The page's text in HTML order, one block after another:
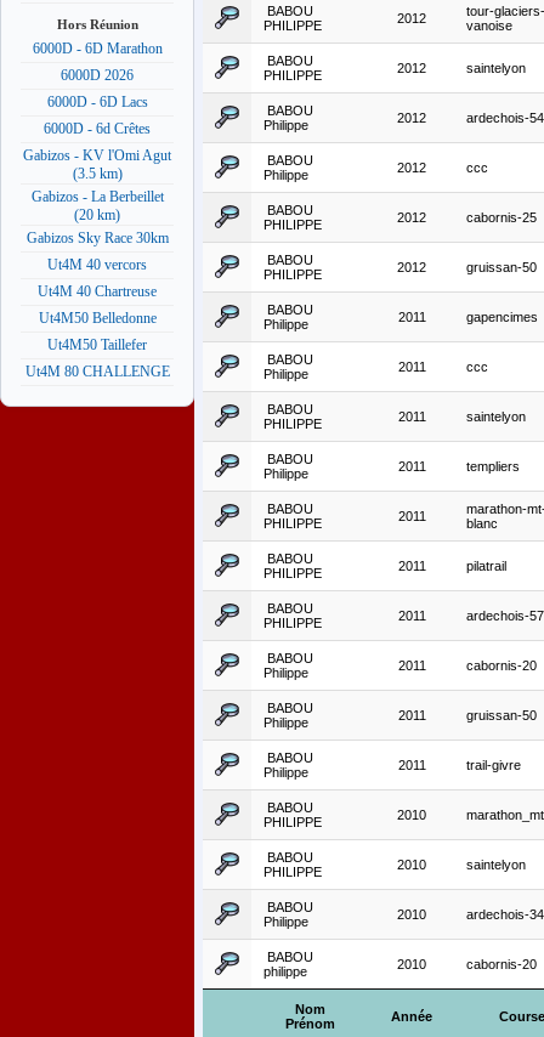
Hors Réunion
6000D - 6D Marathon
6000D 2026
6000D - 6D Lacs
6000D - 6d Crêtes
Gabizos - KV l'Omi Agut
(3.5 km)
Gabizos - La Berbeillet
(20 km)
Gabizos Sky Race 30km
Ut4M 40 vercors
Ut4M 40 Chartreuse
Ut4M50 Belledonne
Ut4M50 Taillefer
Ut4M 80 CHALLENGE
Nom
Prénom
Année Course
BABOU
PHILIPPE
2012
tour-glaciers-
vanoise
BABOU
PHILIPPE
2012 saintelyon
BABOU
Philippe
2012 ardechois-
BABOU
Philippe
2012 ccc
BABOU
PHILIPPE
2012 cabornis-25
BABOU
PHILIPPE
2012 gruissan-50
BABOU
Philippe
2011 gapencimes
BABOU
Philippe
2011 ccc
BABOU
PHILIPPE
2011 saintelyon
BABOU
Philippe
2011 templiers
BABOU
PHILIPPE
2011
marathon-
blanc
BABOU
PHILIPPE
2011 pilatrail
BABOU
PHILIPPE
2011 ardechois-57
BABOU
Philippe
2011 cabornis-20
BABOU
Philippe
2011 gruissan-50
BABOU
Philippe
2011 trail-givre
BABOU
PHILIPPE
2010
BABOU
PHILIPPE
2010 saintelyon
BABOU
Philippe
2010 ardechois-34
BABOU
philippe
2010 cabornis-20